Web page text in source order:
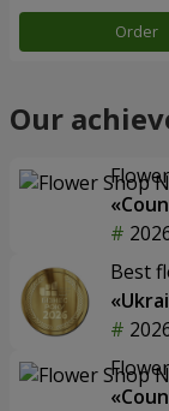
Order
Our
Best